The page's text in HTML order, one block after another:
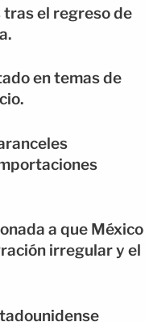
el regreso de
en temas de
a que México
irregular y el